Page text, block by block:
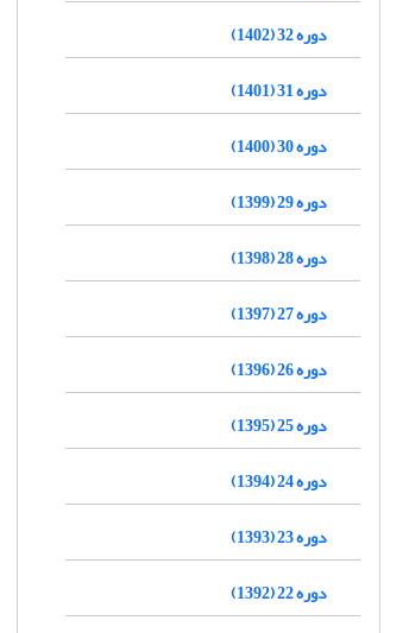
دوره 32 (1402)
دوره 31 (1401)
دوره 30 (1400)
دوره 29 (1399)
دوره 28 (1398)
دوره 27 (1397)
دوره 26 (1396)
دوره 25 (1395)
دوره 24 (1394)
دوره 23 (1393)
دوره 22 (1392)